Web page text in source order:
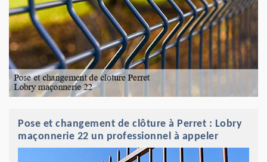
Pose et changement de clôture à Perret : Lobry
maçonnerie 22 un professionnel à appeler